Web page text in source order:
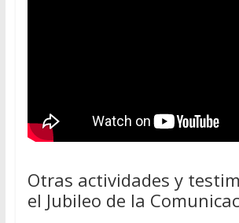
Otras actividades y
el Jubileo de la